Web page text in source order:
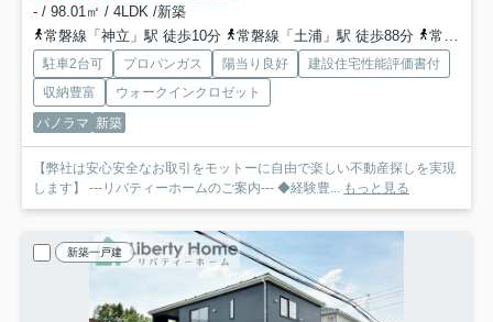
- / 98.01㎡ / 4LDK /新築
常磐線「神立」駅 徒歩10分
常磐線「土浦」駅 徒歩88分 常磐線「高浜」駅 徒歩99分
駐車2台可 プロパンガス 陽当り良好
建設住宅性能評価書付
収納豊富
ウォークインクロゼット
パノラマ 新築
【弊社は安心安全なお取引をモットーに自由で楽しい不動産探しを実現
します】 ---リバティーホームのご案内--- ◆経験豊... もっと見る
新築一戸建